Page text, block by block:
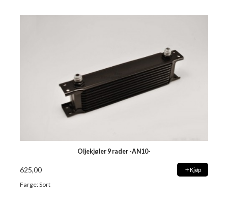
Oljekjøler 9 rader -AN10-
625,00 Kjøp
Farge: Sort